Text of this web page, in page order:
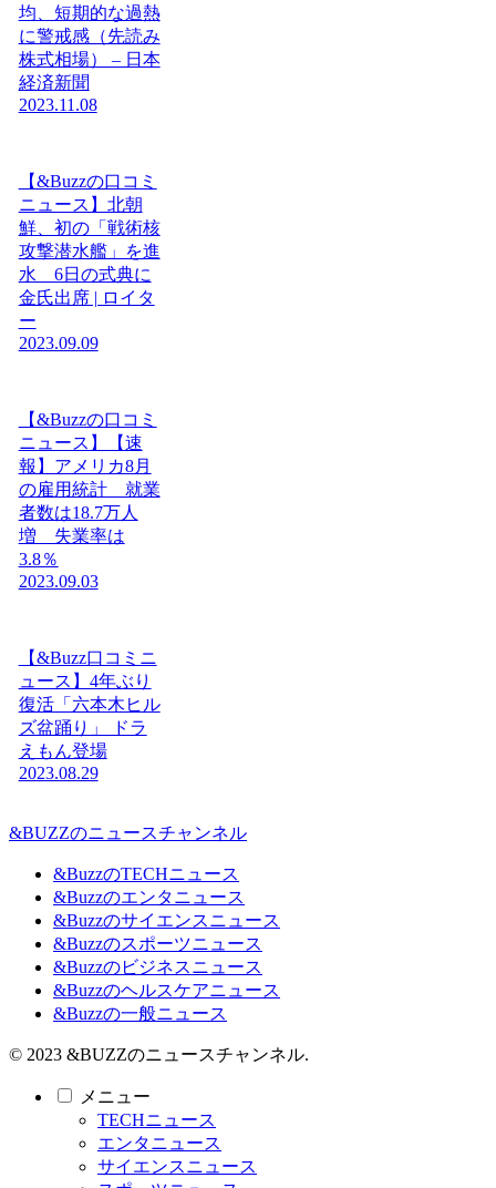
均、短期的な過熱
に警戒感（先読み
株式相場） – 日本
経済新聞
2023.11.08
【&Buzzの口コミ
ニュース】北朝
鮮、初の「戦術核
攻撃潜水艦」を進
水 6日の式典に
金氏出席 | ロイタ
ー
2023.09.09
【&Buzzの口コミ
ニュース】【速
報】アメリカ8月
の雇用統計 就業
者数は18.7万人
増 失業率は
3.8％
2023.09.03
【&Buzz口コミニ
ュース】4年ぶり
復活「六本木ヒル
ズ盆踊り」 ドラ
えもん登場
2023.08.29
&BUZZのニュースチャンネル
&BuzzのTECHニュース
&Buzzのエンタニュース
&Buzzのサイエンスニュース
&Buzzのスポーツニュース
&Buzzのビジネスニュース
&Buzzのヘルスケアニュース
&Buzzの一般ニュース
© 2023 &BUZZのニュースチャンネル.
メニュー
TECHニュース
エンタニュース
サイエンスニュース